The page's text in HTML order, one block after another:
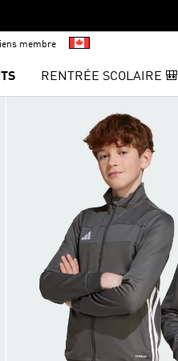
membre
RENTRÉE SCOLAIRE 🎒